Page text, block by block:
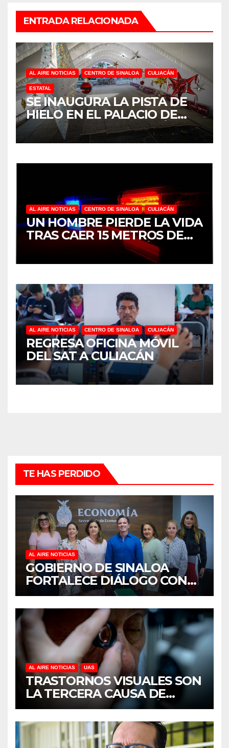
ENTRADA RELACIONADA
AL AIRE NOTICIAS CENTRO DE SINALOA CULIACÁN
ESTATAL
SE INAUGURA LA PISTA DE
HIELO EN EL PALACIO DE
GOBIERNO EN CULIACÁN
AL AIRE NOTICIAS CENTRO DE SINALOA CULIACÁN
UN HOMBRE PIERDE LA VIDA
TRAS CAER 15 METROS DE
ALTURA EN CULIACÁN
AL AIRE NOTICIAS CENTRO DE SINALOA CULIACÁN
REGRESA OFICINA MÓVIL
DEL SAT A CULIACÁN
TE HAS PERDIDO
AL AIRE NOTICIAS
GOBIERNO DE SINALOA
FORTALECE DIÁLOGO CON
MUJERES EMPRESARIAS DE
CULIACÁN
AL AIRE NOTICIAS UAS
TRASTORNOS VISUALES SON
LA TERCERA CAUSA DE
DISCAPACIDAD EN MÉXICO,
REVELA ESTUDIO DEL
CIDOCS DE LA UAS